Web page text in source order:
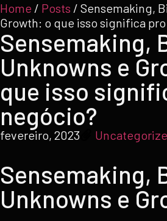
Home / Posts / Sensemaking,
Growth: o que isso significa
Sensemaking,
Unknowns e
que isso
negócio?
fevereiro, 2023
Sensemaking,
Unknowns e